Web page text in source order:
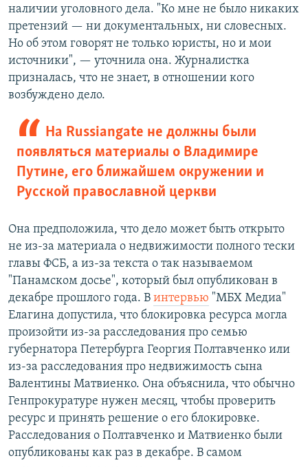
наличии уголовного дела. "Ко мне не было никаких
претензий — ни документальных, ни словесных.
Но об этом говорят не только юристы, но и мои
источники", — уточнила она. Журналистка
призналась, что не знает, в отношении кого
возбуждено дело.
На Russiangate не должны были
появляться материалы о Владимире
Путине, его ближайшем окружении и
Русской православной церкви
Она предположила, что дело может быть открыто
не из-за материала о недвижимости полного тески
главы ФСБ, а из-за текста о так называемом
"Панамском досье", который был опубликован в
декабре прошлого года. В интервью "МБХ Медиа"
Елагина допустила, что блокировка ресурса могла
произойти из-за расследования про семью
губернатора Петербурга Георгия Полтавченко или
из-за расследования про недвижимость сына
Валентины Матвиенко. Она объяснила, что обычно
Генпрокуратуре нужен месяц, чтобы проверить
ресурс и принять решение о его блокировке.
Расследования о Полтавченко и Матвиенко были
опубликованы как раз в декабре. В самом